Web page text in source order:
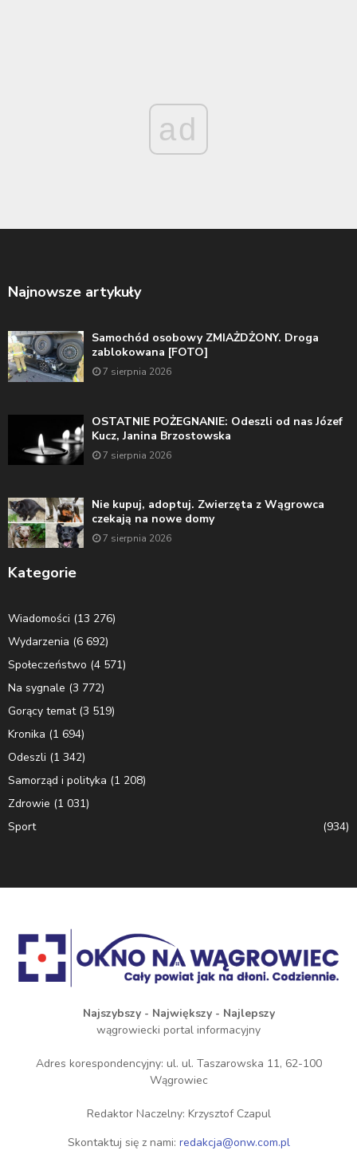
ad
Najnowsze artykuły
Samochód osobowy ZMIAŻDŻONY. Droga
zablokowana [FOTO]
7 sierpnia 2026
OSTATNIE POŻEGNANIE: Odeszli od nas Józef
Kucz, Janina Brzostowska
7 sierpnia 2026
Nie kupuj, adoptuj. Zwierzęta z Wągrowca
czekają na nowe domy
7 sierpnia 2026
Kategorie
Wiadomości (13 276)
Wydarzenia (6 692)
Społeczeństwo (4 571)
Na sygnale (3 772)
Gorący temat(3 519)
Kronika (1 694)
Odeszli (1 342)
Samorząd i polityka (1 208)
Zdrowie (1 031)
Sport
(934)
Najszybszy - Największy - Najlepszy
wągrowiecki portal informacyjny
Adres korespondencyjny: ul. ul. Taszarowska 11, 62-100
Wągrowiec
Redaktor Naczelny: Krzysztof Czapul
Skontaktuj się z nami: redakcja@onw.com.pl